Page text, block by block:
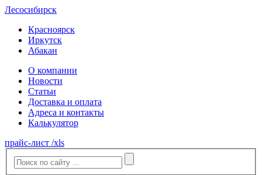
Лесосибирск
Красноярск
Иркутск
Абакан
О компании
Новости
Статьи
Доставка и оплата
Адреса и контакты
Калькулятор
прайс-лист /xls